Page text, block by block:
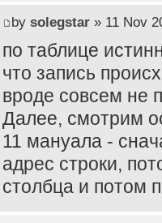
by solegstar» 11 Nov
по таблице
что запись
вроде совсем не
Далее, смотрим
11 мануала -
адрес строки,
столбца и потом